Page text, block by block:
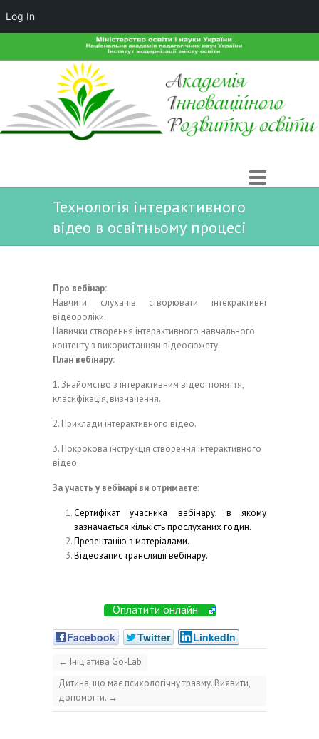
Технологія інтерактивного
відео в освітньому процесі
Про вебінар:
Навчити слухачів створювати інтекрактивні
відеороліки.
Навички створення інтерактивного навчального
контенту з використанням відеосюжету.
План вебінару:
1. Знайомство з інтерактивним відео: поняття,
класифікація, визначення.
2. Приклади інтерактивного відео.
3. Покрокова інструкція створення інтерактивного
відео
За участь у вебінарі ви отримаєте:
Сертифікат учасника вебінару, в якому
зазначається кількість прослуханих годин.
Презентацію з матеріалами.
Відеозапис трансляції вебінару.
Оплатити онлайн
Facebook
Twitter LinkedIn
← Ініціатива Go-Lab
Дитина, що має психологічну травму. Виявити,
допомогти. →
Log In